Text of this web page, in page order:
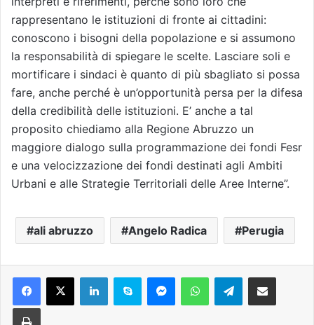
rappresentano le istituzioni di fronte ai cittadini:
conoscono i bisogni della popolazione e si assumono
la responsabilità di spiegare le scelte. Lasciare soli e
mortificare i sindaci è quanto di più sbagliato si possa
fare, anche perché è un’opportunità persa per la difesa
della credibilità delle istituzioni. E’ anche a tal
proposito chiediamo alla Regione Abruzzo un
maggiore dialogo sulla programmazione dei fondi Fesr
e una velocizzazione dei fondi destinati agli Ambiti
Urbani e alle Strategie Territoriali delle Aree Interne”.
ali abruzzo Angelo Radica Perugia
Telegram